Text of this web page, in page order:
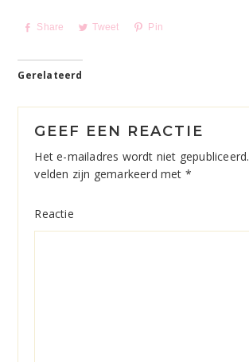
Share Tweet Pin
Gerelateerd
Reader
Interactions
GEEF EEN REACTIE
Het e-mailadres wordt niet gepubliceerd.
velden zijn gemarkeerd met *
Reactie